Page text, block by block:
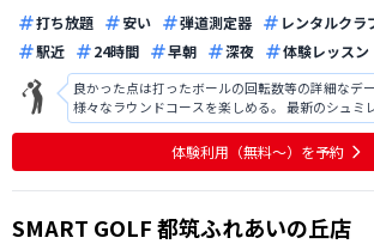
打ち放題 安い 弾道測定器 レンタルクラ
駅近
24時間 早朝 深夜 体験レッスン
良かった点は打ったボールの回転数等の詳細なデ
様々なラウンドコースを楽しめる。 最新のシュミ
自動的にボールのライが変化するが、藤が丘の施
つ場合、自分でマットを運んで使用するのは面倒く
体験利用（無料〜）を予約
SMART GOLF 都筑ふれあいの丘店